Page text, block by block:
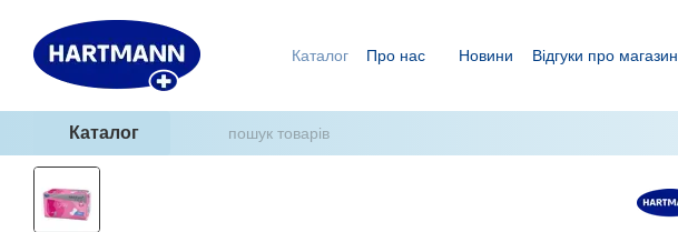
Перейти до основного контенту
Каталог Про нас Новини
Відгуки про магазин
Каталог